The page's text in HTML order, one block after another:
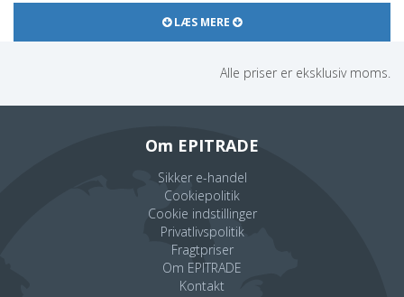
og endda med den kølende AD-APT-teknologi og opskummet
Her er virkelig tale om en luksusmodel.
LÆS MERE
Alle priser er eksklusiv moms.
Om EPITRADE
Sikker e-handel
Cookiepolitik
Cookie indstillinger
Privatlivspolitik
Fragtpriser
Om EPITRADE
Kontakt